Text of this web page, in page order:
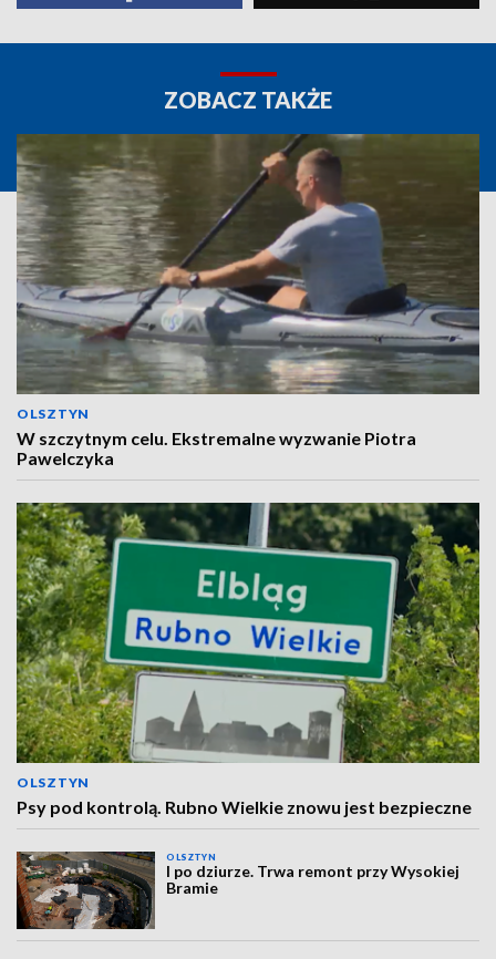
ZOBACZ TAKŻE
OLSZTYN
W szczytnym celu. Ekstremalne wyzwanie Piotra
Pawelczyka
OLSZTYN
Psy pod kontrolą. Rubno Wielkie znowu jest bezpieczne
OLSZTYN
I po dziurze. Trwa remont przy Wysokiej
Bramie